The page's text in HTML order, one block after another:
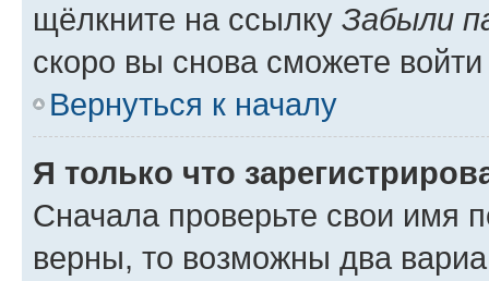
щёлкните на ссылку Забыли
скоро вы снова сможете
Вернуться к началу
Я только что
Сначала проверьте свои имя
верны, то возможны два